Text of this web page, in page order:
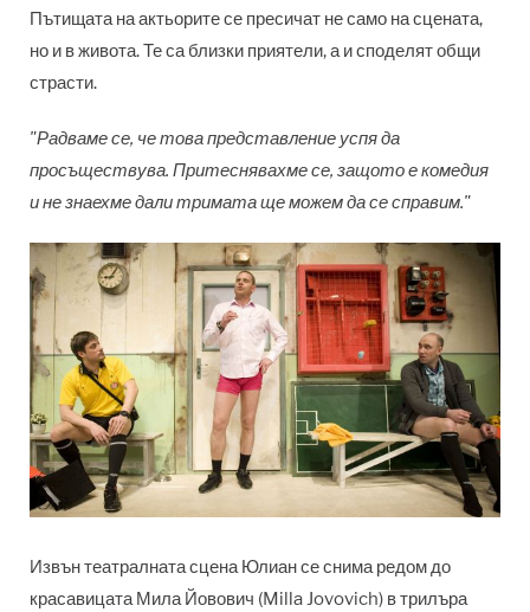
Пътищата на актьорите се пресичат не само на сцената,
но и в живота. Те са близки приятели, а и споделят общи
страсти.
"Радваме се, че това представление успя да
просъществува. Притеснявахме се, защото е комедия
и не знаехме дали тримата ще можем да се справим."
Извън театралната сцена Юлиан се снима редом до
красавицата Мила Йовович (Milla Jovovich) в трилъра